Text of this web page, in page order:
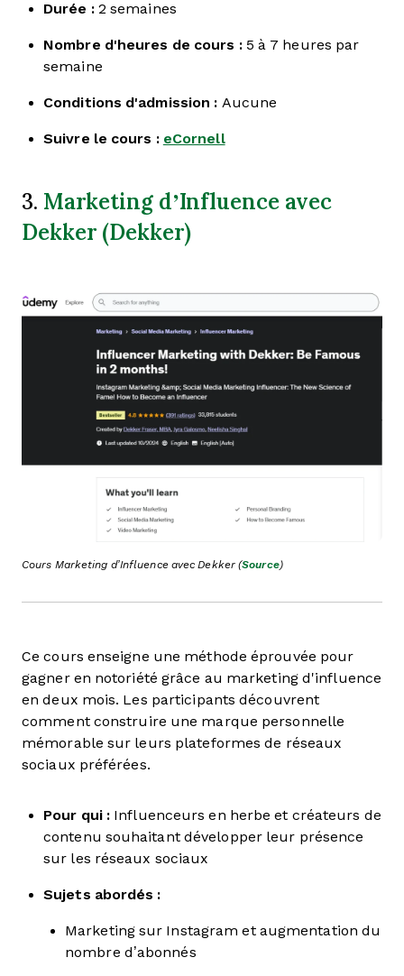
Durée :2 semaines
Nombre d'heures de cours :5 à 7 heures par
semaine
Conditions d'admission : Aucune
Suivre le cours : eCornell
3. Marketing d’Influence avec
Dekker (Dekker)
Cours Marketing d’Influence avec Dekker (Source)
Ce cours enseigne une méthode éprouvée pour
gagner en notoriété grâce au marketing d'influence
en deux mois. Les participants découvrent
comment construire une marque personnelle
mémorable sur leurs plateformes de réseaux
sociaux préférées.
Pour qui : Influenceurs en herbe et créateurs de
contenu souhaitant développer leur présence
sur les réseaux sociaux
Sujets abordés :
Marketing sur Instagram et augmentation du
nombre d’abonnés